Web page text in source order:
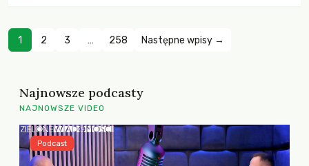
1 2 3 … 258 Następne wpisy →
Najnowsze podcasty
NAJNOWSZE VIDEO
Podcast